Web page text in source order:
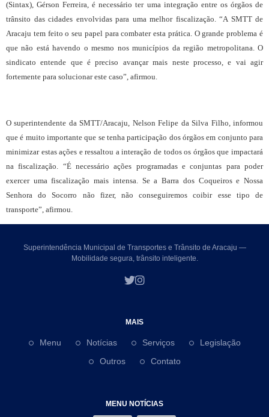
(Sintax), Gérson Ferreira, é necessário ter uma integração entre os órgãos de
trânsito das cidades envolvidas para uma melhor fiscalização. “A SMTT de
Aracaju tem feito o seu papel para combater esta prática. O grande problema é
que não está havendo o mesmo nos municípios da região metropolitana. O
sindicato entende que é preciso avançar mais neste processo, e vai agir
fortemente para solucionar este caso”, afirmou.
O superintendente da SMTT/Aracaju, Nelson Felipe da Silva Filho, informou
que é muito importante que se tenha participação dos órgãos em conjunto para
minimizar estas ações e ressaltou a interação de todos os órgãos que impactará
na fiscalização. “É necessário ações programadas e conjuntas para poder
exercer uma fiscalização mais intensa. Se a Barra dos Coqueiros e Nossa
Senhora do Socorro não fizer, não conseguiremos coibir esse tipo de
transporte”, afirmou.
Superintendência Municipal de Transportes e Trânsito de Aracaju —
Mobilidade segura, trânsito inteligente.
MAIS
Menu Notícias Serviços
Legislação
Outros
Contato
MENU NOTÍCIAS